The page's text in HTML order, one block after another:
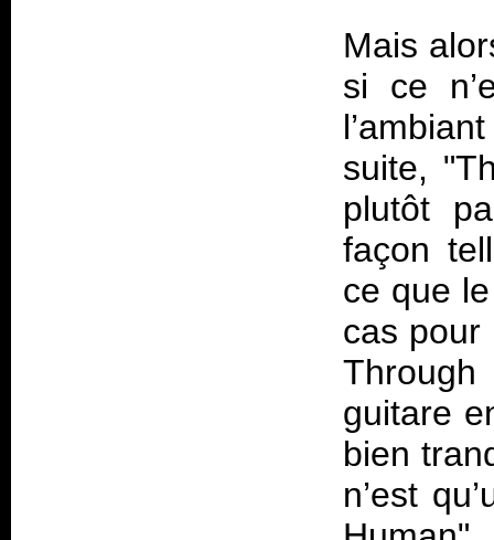
Mais
si ce
suite,
plutôt
façon
ce que
cas pour
guitare
bien
n’est